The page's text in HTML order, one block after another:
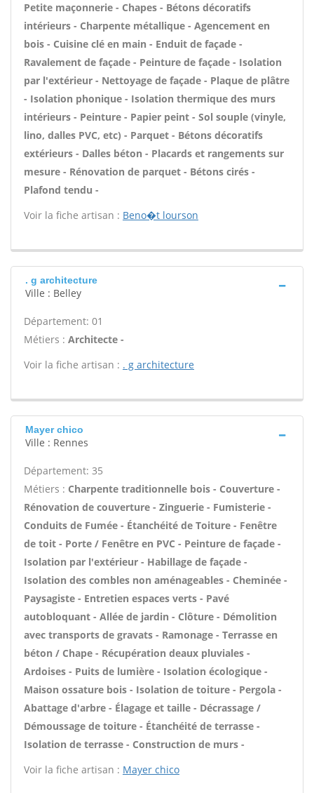
Petite maçonnerie - Chapes - Bétons décoratifs
intérieurs - Charpente métallique - Agencement en
bois - Cuisine clé en main - Enduit de façade -
Ravalement de façade - Peinture de façade - Isolation
par l'extérieur - Nettoyage de façade - Plaque de plâtre
- Isolation phonique - Isolation thermique des murs
intérieurs - Peinture - Papier peint - Sol souple (vinyle,
lino, dalles PVC, etc) - Parquet - Bétons décoratifs
extérieurs - Dalles béton - Placards et rangements sur
mesure - Rénovation de parquet - Bétons cirés -
Plafond tendu -
Voir la fiche artisan : Beno�t lourson
. g architecture
Ville : Belley
Département: 01
Métiers : Architecte -
Voir la fiche artisan : . g architecture
Mayer chico
Ville : Rennes
Département: 35
Métiers : Charpente traditionnelle bois - Couverture -
Rénovation de couverture - Zinguerie - Fumisterie -
Conduits de Fumée - Étanchéité de Toiture - Fenêtre
de toit - Porte / Fenêtre en PVC - Peinture de façade -
Isolation par l'extérieur - Habillage de façade -
Isolation des combles non aménageables - Cheminée -
Paysagiste - Entretien espaces verts - Pavé
autobloquant - Allée de jardin - Clôture - Démolition
avec transports de gravats - Ramonage - Terrasse en
béton / Chape - Récupération deaux pluviales -
Ardoises - Puits de lumière - Isolation écologique -
Maison ossature bois - Isolation de toiture - Pergola -
Abattage d'arbre - Élagage et taille - Décrassage /
Démoussage de toiture - Étanchéité de terrasse -
Isolation de terrasse - Construction de murs -
Voir la fiche artisan : Mayer chico